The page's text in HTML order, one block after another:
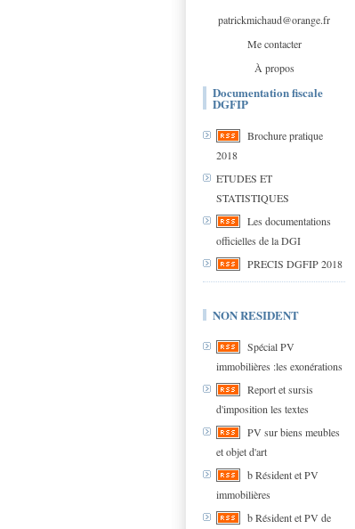
patrickmichaud@orange.fr
Me contacter
À propos
Documentation fiscale
DGFIP
Brochure pratique
2018
ETUDES ET
STATISTIQUES
Les documentations
officielles de la DGI
PRECIS DGFIP 2018
NON RESIDENT
Spécial PV
immobilières :les exonérations
Report et sursis
d'imposition les textes
PV sur biens meubles
et objet d'art
b Résident et PV
immobilières
b Résident et PV de